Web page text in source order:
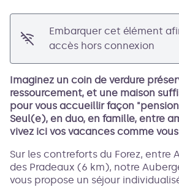
Embarquer cet élément
accès hors connexion
Imaginez un coin de verdure
ressourcement, et une maison
pour vous accueillir façon
Seul(e), en duo, en famille, entre
vivez ici vos vacances comme vous
Sur les contreforts du Forez, entre
des Pradeaux (6 km), notre
vous propose un séjour